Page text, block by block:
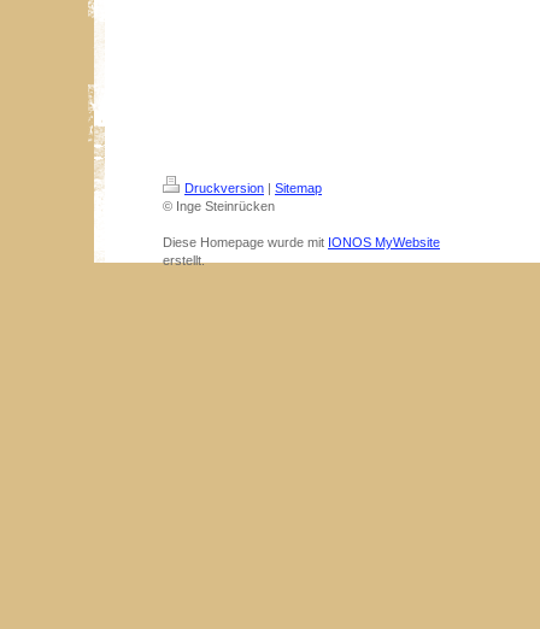
Druckversion | Sitemap
© Inge Steinrücken
Diese Homepage wurde mit IONOS MyWebsite
erstellt.